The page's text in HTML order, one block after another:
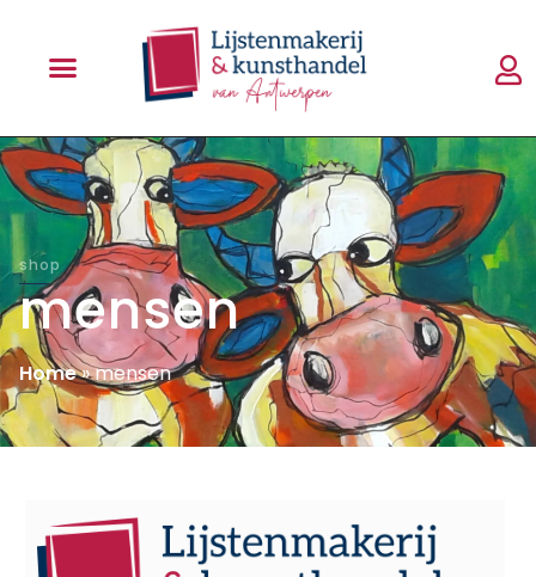
shop
mensen
Home»mensen